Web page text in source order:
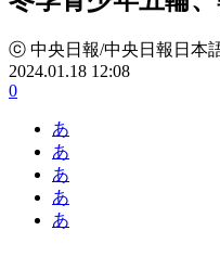
ⓒ 中央日報/中央日報日本
2024.01.18 12:08
0
あ
あ
あ
あ
あ